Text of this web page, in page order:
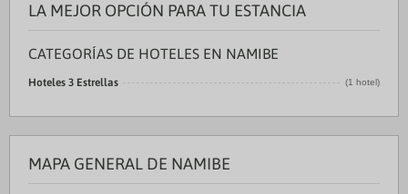
LA MEJOR OPCIÓN PARA TU ESTANCIA
CATEGORÍAS DE HOTELES EN NAMIBE
Hoteles 3 Estrellas (1 hotel)
MAPA GENERAL DE NAMIBE